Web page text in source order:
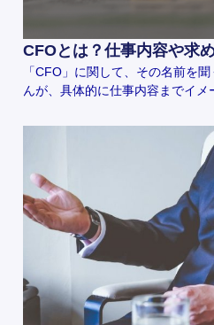
CFOとは？仕事内容や求
「CFO」に関して、その名前を
んが、具体的に仕事内容までイ